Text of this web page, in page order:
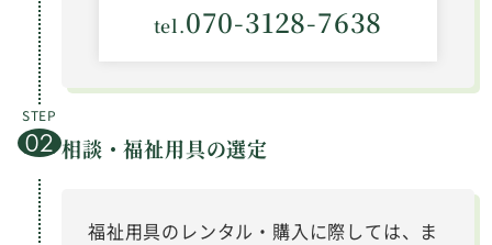
tel.070-3128-7638
相談・福祉用具の選定
福祉用具のレンタル・購入に際しては、ま